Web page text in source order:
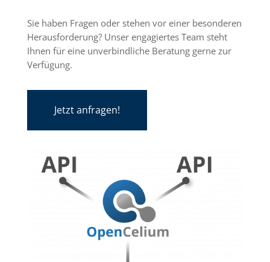
Sie haben Fragen oder stehen vor einer besonderen
Herausforderung? Unser engagiertes Team steht
Ihnen für eine unverbindliche Beratung gerne zur
Verfügung.
Jetzt anfragen!